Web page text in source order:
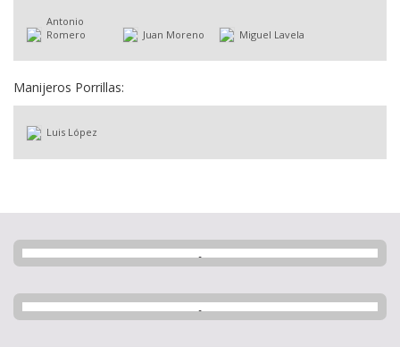
Antonio
Romero
Juan Moreno Miguel Lavela
Manijeros Porrillas:
Luis López